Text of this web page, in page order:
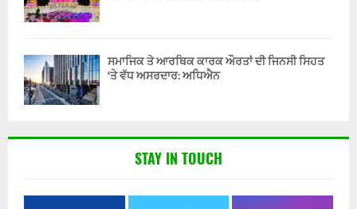
ਸਮਾਜਿਕ ਤੇ ਆਰਥਿਕ ਕਾਰਕ ਔਰਤਾਂ ਦੀ ਜਿਨਸੀ ਸਿਹਤ
‘ਤੇ ਵੱਧ ਅਸਰਦਾਰ: ਅਧਿਐਨ
STAY IN TOUCH